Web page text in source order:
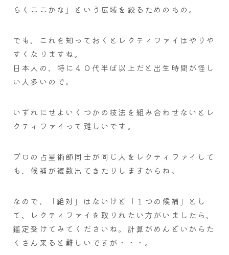
らくここかな」という広域を絞るためのもの。
でも、これを知っておくとレクティファイはやりや
すくなりますね。
日本人の、特に４０代半ば以上だと出生時間が怪し
い人多いので。
いずれにせよいくつかの技法を組み合わせないとレ
クティファイって難しいです。
プロの占星術師同士が同じ人をレクティファイして
も、候補が複数出てきたりしますからね。
なので、「絶対」はないけど「１つの候補」とし
て、レクティファイを取りれたい方がいましたら、
鑑定受けてみてくださいね。計算がめんどいからた
くさん来ると難しいですが・・・。